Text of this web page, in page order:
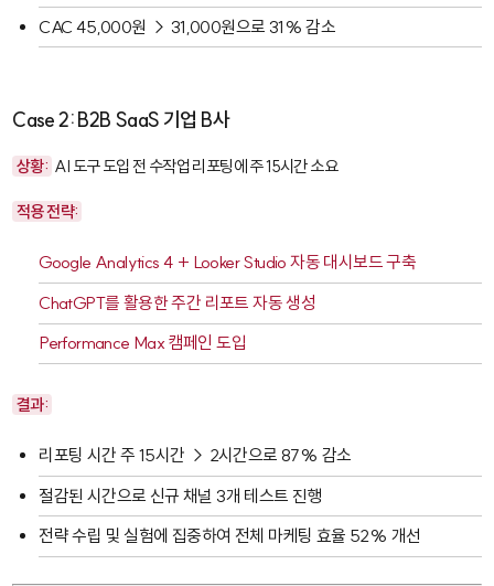
CAC 45,000원 → 31,000원으로 31% 감소
Case 2: B2B SaaS 기업 B사
상황: AI 도구 도입 전 수작업 리포팅에 주 15시간 소요
적용 전략:
Google Analytics 4 + Looker Studio 자동 대시보드 구축
ChatGPT를 활용한 주간 리포트 자동 생성
Performance Max 캠페인 도입
결과:
리포팅 시간 주 15시간 → 2시간으로 87% 감소
절감된 시간으로 신규 채널 3개 테스트 진행
전략 수립 및 실험에 집중하여 전체 마케팅 효율 52% 개선